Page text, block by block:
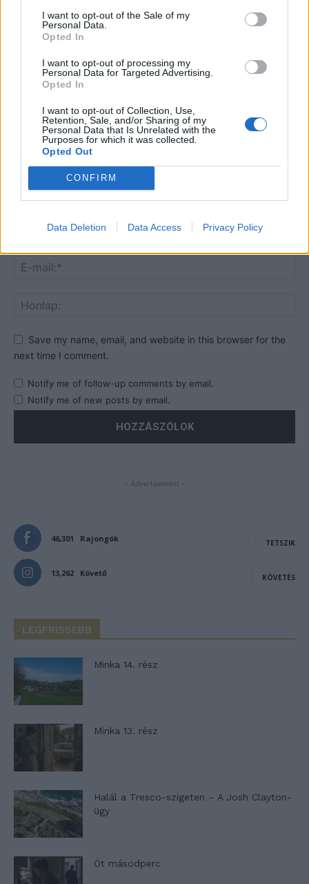
I want to opt-out of the Sale of my
Personal Data.
Opted In
I want to opt-out of processing my
Personal Data for Targeted Advertising.
Opted In
I want to opt-out of Collection, Use,
Retention, Sale, and/or Sharing of my
Personal Data that Is Unrelated with the
Purposes for which it was collected.
Opted Out
CONFIRM
Data Deletion Data Access Privacy Policy
HOZZÁSZÓLOK A CIKKHEZ
Save my name, email, and website in this browser for the
next time I comment.
Notify me of follow-up comments by email.
Notify me of new posts by email.
- Advertisement -
46,301 Rajongók TETSZIK
13,262 Követő KÖVETÉS
LEGFRISSEBB
Minka 14. rész
Minka 13. rész
Halál a Tresco-szigeten – A Josh Clayton-
ügy
Öt másodperc